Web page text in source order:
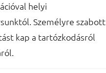
helyi
Személyre szabott
kap a tartózkodásról